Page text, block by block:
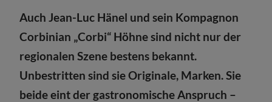
Auch Jean-Luc Hänel und sein Kompagnon
Corbinian „Corbi“ Höhne sind nicht nur der
regionalen Szene bestens bekannt.
Unbestritten sind sie Originale, Marken. Sie
beide eint der gastronomische Anspruch –